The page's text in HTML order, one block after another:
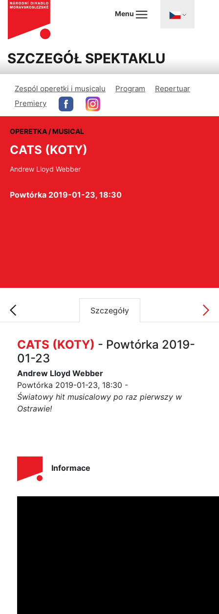
Menu
SZCZEGÓŁ SPEKTAKLU
Zespól operetki i musicalu Program
Repertuar
Premiery
OPERETKA / MUSICAL
CATS (KOTY)
Andrew Lloyd Webber
Powtórka 2019-01-23, 18:30
Szczegóły
CATS (KOTY) - Powtórka 2019-
01-23
Andrew Lloyd Webber
Powtórka 2019-01-23, 18:30 -
Światowy hit musicalowy po raz pierwszy w
Ostrawie!
Informace